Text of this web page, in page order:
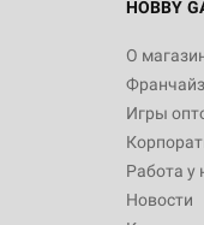
HOBBY
О
Игры
Работа у
Новости
Рубеж
12